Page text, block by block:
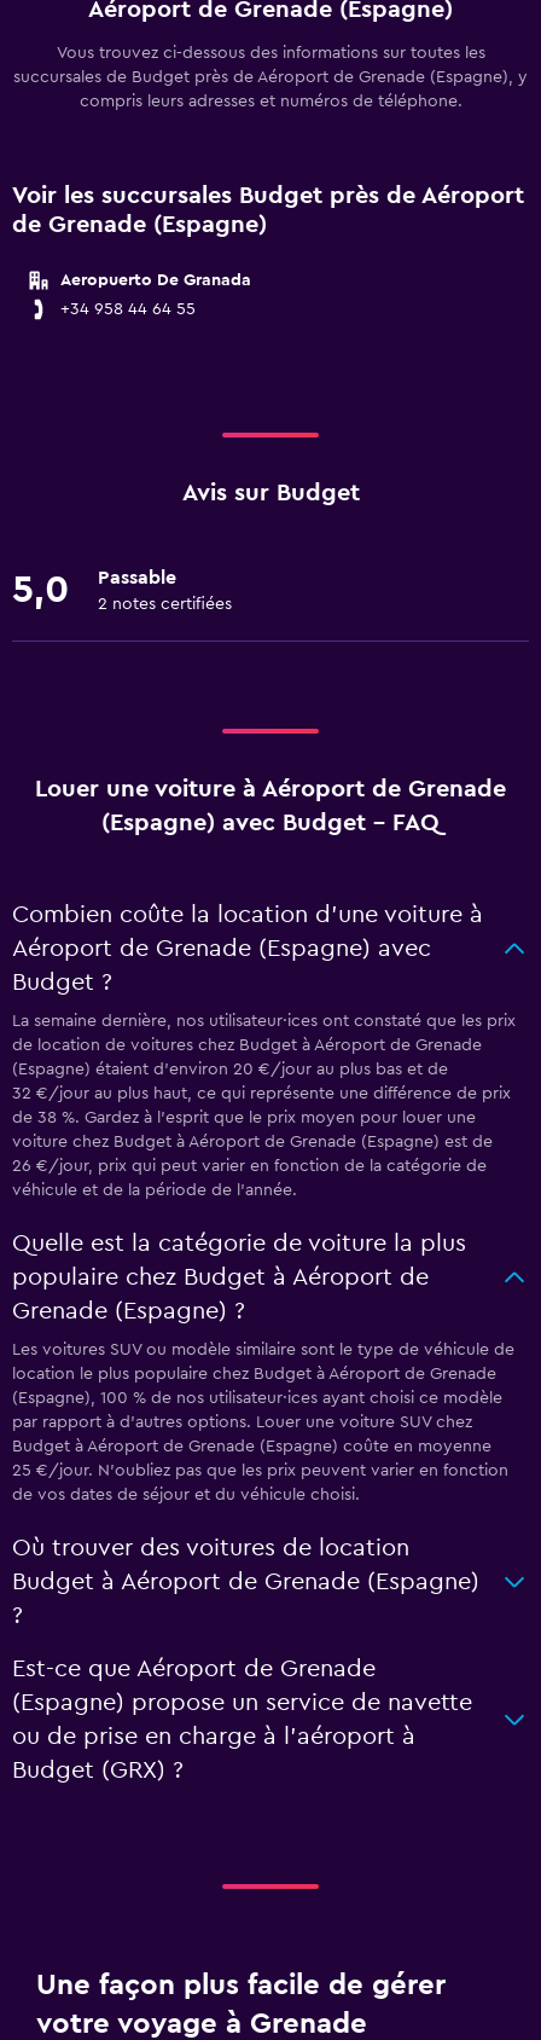
Aéroport de Grenade (Espagne)
Vous trouvez ci-dessous des informations sur toutes les
succursales de Budget près de Aéroport de Grenade (Espagne), y
compris leurs adresses et numéros de téléphone.
Voir les succursales Budget près de Aéroport
de Grenade (Espagne)
Aeropuerto De Granada
+34 958 44 64 55
Avis sur Budget
5,0 Passable
2 notes certifiées
Louer une voiture à Aéroport de Grenade
(Espagne) avec Budget - FAQ
Combien coûte la location d’une voiture à
Aéroport de Grenade (Espagne) avec
Budget ?
La semaine dernière, nos utilisateur·ices ont constaté que les prix
de location de voitures chez Budget à Aéroport de Grenade
(Espagne) étaient d’environ 20 €/jour au plus bas et de
32 €/jour au plus haut, ce qui représente une différence de prix
de 38 %. Gardez à l’esprit que le prix moyen pour louer une
voiture chez Budget à Aéroport de Grenade (Espagne) est de
26 €/jour, prix qui peut varier en fonction de la catégorie de
véhicule et de la période de l’année.
Quelle est la catégorie de voiture la plus
populaire chez Budget à Aéroport de
Grenade (Espagne) ?
Les voitures SUV ou modèle similaire sont le type de véhicule de
location le plus populaire chez Budget à Aéroport de Grenade
(Espagne), 100 % de nos utilisateur·ices ayant choisi ce modèle
par rapport à d’autres options. Louer une voiture SUV chez
Budget à Aéroport de Grenade (Espagne) coûte en moyenne
25 €/jour. N'oubliez pas que les prix peuvent varier en fonction
de vos dates de séjour et du véhicule choisi.
Où trouver des voitures de location
Budget à Aéroport de Grenade (Espagne)
?
Est-ce que Aéroport de Grenade
(Espagne) propose un service de navette
ou de prise en charge à l’aéroport à
Budget (GRX) ?
Une façon plus facile de gérer
votre voyage à Grenade